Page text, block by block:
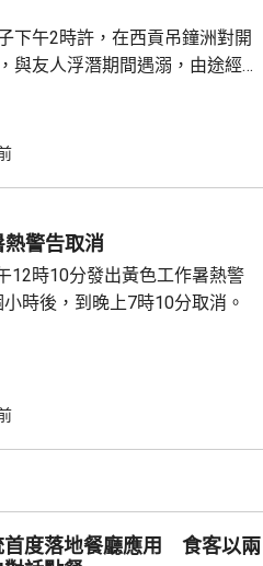
下午2時許，在西貢吊鐘洲對開
與友人浮潛期間遇溺，由途經船
警告取消
12時10分發出黃色工作暑熱警
時後，到晚上7時10分取消。
首度落地餐廳應用 食客以兩